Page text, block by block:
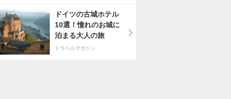
ドイツの古城ホテル
10選！憧れのお城に
泊まる大人の旅
トラベルマガジン